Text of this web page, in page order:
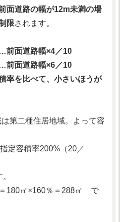
面道路の幅が12m未満の場
限されます。
前面道路幅×4／10
前面道路幅×6／10
率を比べて、小さいほうが
第二種住居地域。よって容
容積率200%（20／
180㎡×160％＝288㎡ で